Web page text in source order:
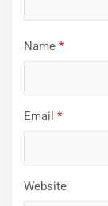
Name *
Email *
Website